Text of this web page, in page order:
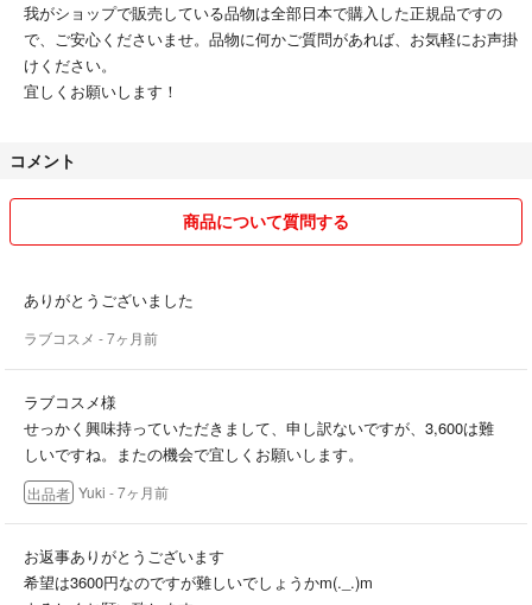
我がショップで販売している品物は全部日本で購入した正規品ですの
で、ご安心くださいませ。品物に何かご質問があれば、お気軽にお声掛
けください。
宜しくお願いします！
コメント
商品について質問する
ありがとうございました
ラブコスメ - 7ヶ月前
ラブコスメ様
せっかく興味持っていただきまして、申し訳ないですが、3,600は難
しいですね。またの機会で宜しくお願いします。
出品者 Yuki - 7ヶ月前
お返事ありがとうございます
希望は3600円なのですが難しいでしょうかm(._.)m